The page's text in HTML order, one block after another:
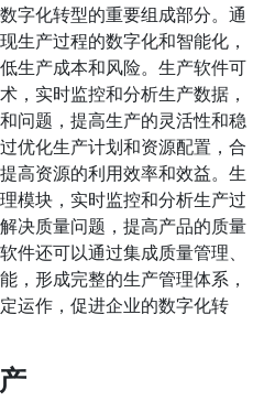
字化转型的重要组成部分。通
生产过程的数字化和智能化，
生产成本和风险。生产软件可
，实时监控和分析生产数据，
问题，提高生产的灵活性和稳
优化生产计划和资源配置，合
高资源的利用效率和效益。生
模块，实时监控和分析生产过
决质量问题，提高产品的质量
件还可以通过集成质量管理、
，形成完整的生产管理体系，
运作，促进企业的数字化转